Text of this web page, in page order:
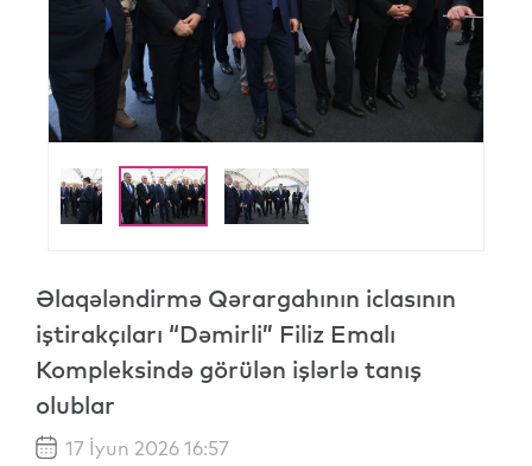
Əlaqələndirmə Qərargahının iclasının
iştirakçıları “Dəmirli” Filiz Emalı
Kompleksində görülən işlərlə tanış
olublar
17 İyun 2026 16:57